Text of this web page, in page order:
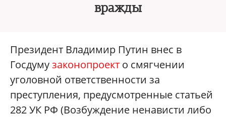
вражды
Президент Владимир Путин внес в
Госдумузаконопроект о смягчении
уголовной ответственности за
преступления, предусмотренные статьей
282 УК РФ (Возбуждение ненависти либо